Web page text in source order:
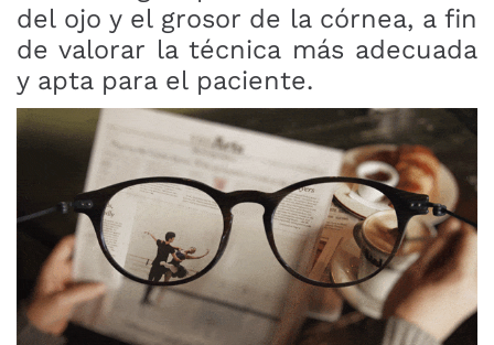
del ojo y el grosor de la córnea, a fin
de valorar la técnica más adecuada
y apta para el paciente.